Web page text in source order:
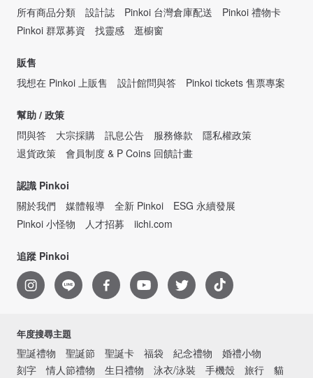
所有商品分類
設計誌 Pinkoi 台灣倉庫配送
Pinkoi 禮物卡
Pinkoi 群眾募資
找靈感 逛櫥窗
販售
我想在 Pinkoi 上販售
設計館問與答 Pinkoi tickets 售票專案
幫助 / 政策
問與答
大宗採購 訊息公告 服務條款
隱私權政策
退貨政策
會員制度 & P Coins 回饋計畫
認識 Pinkoi
關於我們
媒體報導 全新 Pinkoi
ESG 永續發展
Pinkoi 小怪物
人才招募 iichi.com
追蹤 Pinkoi
年度搜尋主題
聖誕禮物 聖誕節 聖誕卡 福袋 紀念禮物
婚禮小物
刻字
情人節禮物 生日禮物 泳衣/泳裝 手機殼 旅行 貓